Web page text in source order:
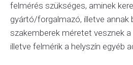
felmérés szükséges, aminek
gyártó/forgalmazó, illetve annak
szakemberek méretet vesznek
illetve felmérik a helyszín egyéb